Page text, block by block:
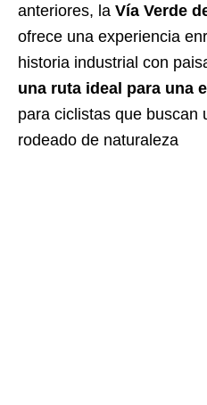
anteriores, la Vía Verde
ofrece una experiencia
historia industrial con
una ruta ideal para una
para ciclistas que buscan
rodeado de naturaleza